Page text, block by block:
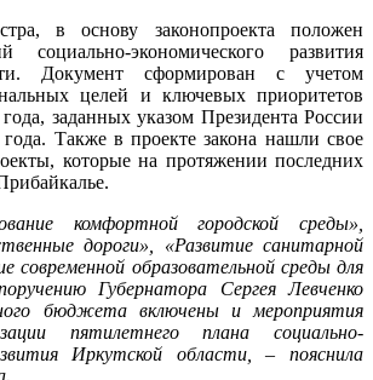
в основу законопроекта положен
социально-экономического развития
Документ сформирован с учетом
целей и ключевых приоритетов
заданных указом Президента России
Также в проекте закона нашли свое
которые на протяжении последних
комфортной городской среды»,
дороги», «Развитие санитарной
современной образовательной среды для
Губернатора Сергея Левченко
бюджета включены и мероприятия
пятилетнего плана социально-
Иркутской области, – пояснила